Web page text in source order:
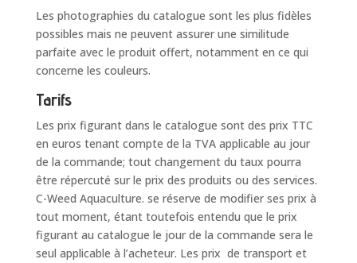
Les photographies du catalogue sont les plus fidèles
possibles mais ne peuvent assurer une similitude
parfaite avec le produit offert, notamment en ce qui
concerne les couleurs.
Tarifs
Les prix figurant dans le catalogue sont des prix TTC
en euros tenant compte de la TVA applicable au jour
de la commande; tout changement du taux pourra
être répercuté sur le prix des produits ou des services.
C-Weed Aquaculture. se réserve de modifier ses prix à
tout moment, étant toutefois entendu que le prix
figurant au catalogue le jour de la commande sera le
seul applicable à l’acheteur. Les prix de transport et